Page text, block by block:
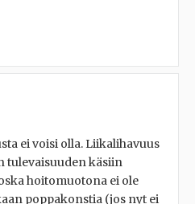
ei voisi olla. Liikalihavuus
tulevaisuuden käsiin
hoitomuotona ei ole
poppakonstia (jos nyt ei